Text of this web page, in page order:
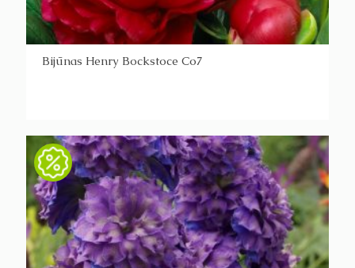
Bijūnas Henry Bockstoce Co7